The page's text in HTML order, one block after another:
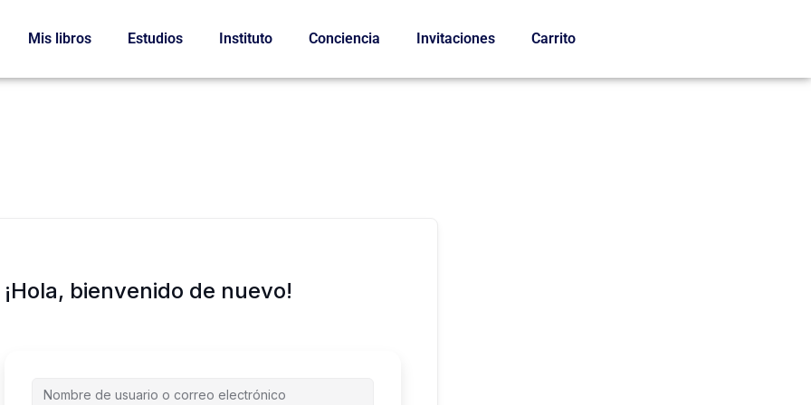
Mis libros Estudios Instituto Conciencia Invitaciones Carrito
¡Hola, bienvenido de nuevo!